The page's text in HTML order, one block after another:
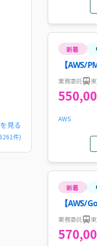
見る
件)
新着
【AWS/
入対応案
業務委託
AWS
新着
【AWS/
業務委託